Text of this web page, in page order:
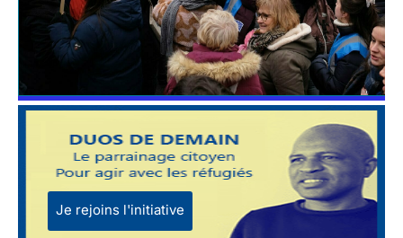
Je rejoins l'initiative